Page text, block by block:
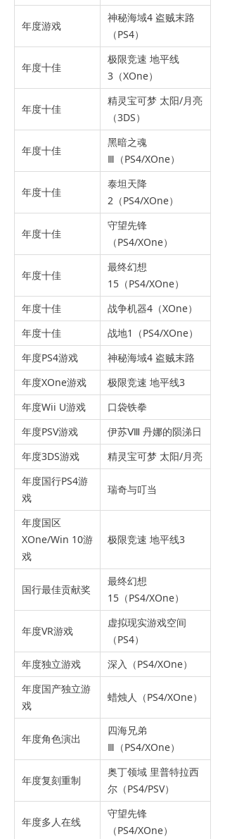
年度游戏
神秘海域4 盗贼末路
（PS4）
年度十佳
极限竞速 地平线
3（XOne）
年度十佳
精灵宝可梦 太阳/月亮
（3DS）
年度十佳
黑暗之魂
Ⅲ（PS4/XOne）
年度十佳
泰坦天降
2（PS4/XOne）
年度十佳
守望先锋
（PS4/XOne）
年度十佳
最终幻想
15（PS4/XOne）
年度十佳
战争机器4（XOne）
年度十佳
战地1（PS4/XOne）
年度PS4游戏
神秘海域4 盗贼末路
年度XOne游戏
极限竞速 地平线3
年度Wii U游戏
口袋铁拳
年度PSV游戏
伊苏Ⅷ 丹娜的陨涕日
年度3DS游戏
精灵宝可梦 太阳/月亮
年度国行PS4游
戏
瑞奇与叮当
年度国区
XOne/Win 10游
戏
极限竞速 地平线3
国行最佳贡献奖
最终幻想
15（PS4/XOne）
年度VR游戏
虚拟现实游戏空间
（PS4）
年度独立游戏
深入（PS4/XOne）
年度国产独立游
戏
蜡烛人（PS4/XOne）
年度角色演出
四海兄弟
Ⅲ（PS4/XOne）
年度复刻重制
奥丁领域 里普特拉西
尔（PS4/PSV）
年度多人在线
守望先锋
（PS4/XOne）